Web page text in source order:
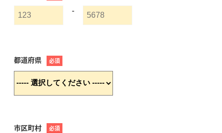
-
都道府県 必須
市区町村 必須